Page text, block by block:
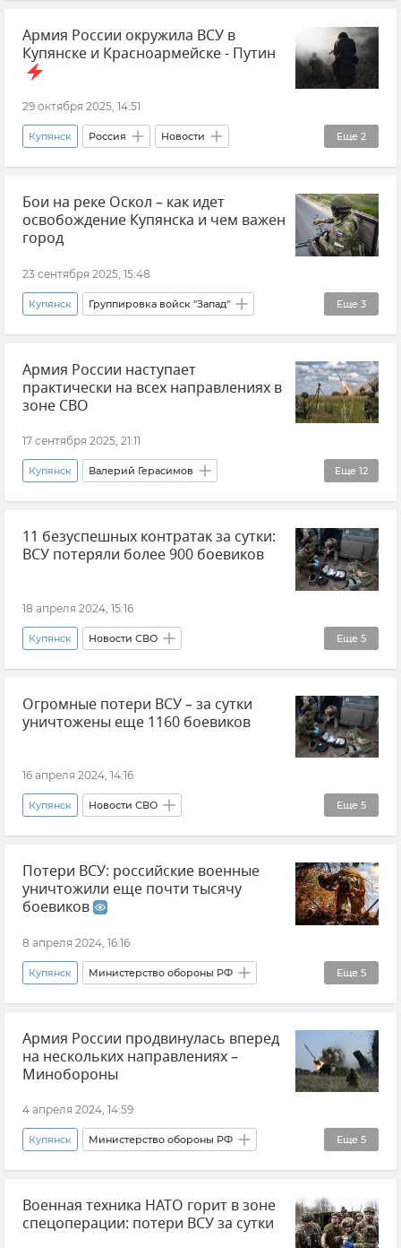
Донецкая Народная Республика (ДНР)
Новые регионы России Потери ВСУ
Армия России окружила ВСУ в
Купянске и Красноармейске - Путин
29 октября 2025, 14:51
Еще 2
Купянск Россия Новости
Владимир Путин (политик) Новости СВО
Бои на реке Оскол – как идет
освобождение Купянска и чем важен
город
23 сентября 2025, 15:48
Еще 3
Купянск Группировка войск "Запад"
Министерство обороны РФ
Вооруженные силы России
Харьковская область
Армия России наступает
практически на всех направлениях в
зоне СВО
17 сентября 2025, 21:11
Еще 12
Купянск Валерий Герасимов
Министерство обороны РФ Генштаб МО РФ
Новости СВО Вооруженные силы России
Группировка войск "Восток"
Запорожская область
Днепропетровская область
11 безуспешных контратак за сутки:
ВСУ потеряли более 900 боевиков
18 апреля 2024, 15:16
Еще 5
Купянск Новости СВО
Министерство обороны РФ
Новые регионы России
Потери ВСУ
Огромные потери ВСУ – за сутки
уничтожены еще 1160 боевиков
16 апреля 2024, 14:16
Еще 5
Купянск Новости СВО
Министерство обороны РФ
Новые регионы России
Вооруженные силы России
Потери ВСУ
Потери ВСУ: российские военные
уничтожили еще почти тысячу
боевиков
8 апреля 2024, 16:16
Еще 5
Купянск Министерство обороны РФ
Новости СВО Вооруженные силы России
Новые регионы России Авдеевка
Потери ВСУ
Армия России продвинулась вперед
на нескольких направлениях –
Минобороны
4 апреля 2024, 14:59
Еще 5
Купянск Министерство обороны РФ
Харьковская область Новости СВО
Новые регионы России
Военная техника НАТО горит в зоне
спецоперации: потери ВСУ за сутки